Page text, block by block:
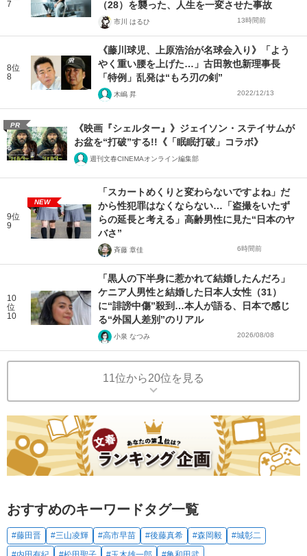
7
（28）を襲った、人生を一変させた事故
市川 はるひ 13時間前
8位
8
《藤川球児、上原浩治が名球会入り》「よう
やく重い腰を上げた…」古田敦也新理事長
「特例」乱発は“もろ刃の剣”
木嶋 昇 2022/12/13
PR
《映画『シェルター』》ジェイソン・ステイサムが
お盆を“打破”する!!《「眠眠打破」コラボ》
週刊文春CINEMAオンライン編集部
9位
9
NEW
「スカートめくりと変わらないですよね」だ
から性犯罪はなくならない…「盗撮をいたず
らの延長と考える」高齢男性に見た“日本のヤ
バさ”
斉藤 章佳 6時間前
10
位
10
「黒人の下半身に惹かれて結婚したんだろ」
ケニア人男性と結婚した日本人女性（31）
に“誹謗中傷”殺到…本人が語る、日本で感じ
る“外国人差別”のリアル
小泉 なつみ 2026/08/08
11位から20位を見る
おすすめのキーワードタグ一覧
#藤田晋 #三山凌輝 #高市早苗 #後藤真希 #森岡毅
#城彰二